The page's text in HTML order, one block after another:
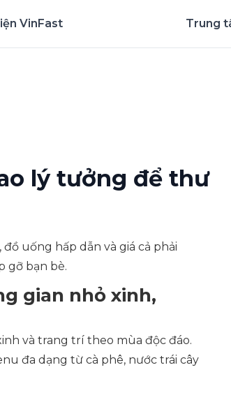
VinFast Trung
lý tưởng để thư
uống hấp dẫn và giá cả phải
gỡ bạn bè.
gian nhỏ xinh,
và trang trí theo mùa độc đáo.
đa dạng từ cà phê, nước trái cây